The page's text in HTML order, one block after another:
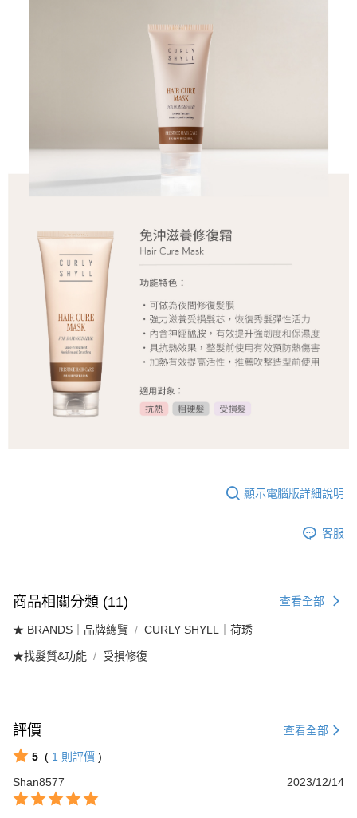
顯示電腦版詳細說明
客服
商品相關分類 (11) 查看全部
★ BRANDS｜品牌總覽 CURLY SHYLL｜荷琇
★找髮質&功能 受損修復
評價 查看全部
5 ( 1 則評價 )
Shan8577
2023/12/14